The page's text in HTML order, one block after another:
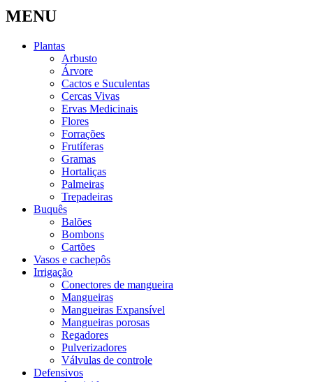
MENU
Plantas
Arbusto
Árvore
Cactos e Suculentas
Cercas Vivas
Ervas Medicinais
Flores
Forrações
Frutíferas
Gramas
Hortaliças
Palmeiras
Trepadeiras
Buquês
Balões
Bombons
Cartões
Vasos e cachepôs
Irrigação
Conectores de mangueira
Mangueiras
Mangueiras Expansível
Mangueiras porosas
Regadores
Pulverizadores
Válvulas de controle
Defensivos